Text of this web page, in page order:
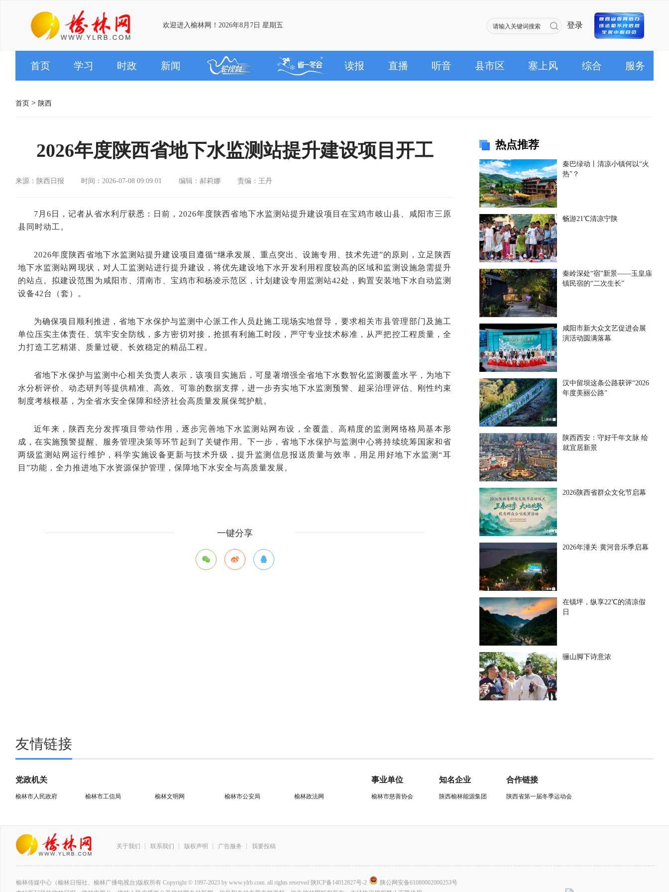
欢迎进入榆林网！2026年8月7日 星期五 登录
首页 学习 时政 新闻 读报 直播 听音 县市区 塞上风 综合 服务
首页 > 陕西
2026年度陕西省地下水监测站提升建设项目开工
来源：陕西日报 时间：2026-07-08 09:09:01 编辑：郝莉娜 责编：王丹
7月6日，记者从省水利厅获悉：日前，2026年度陕西省地下水监测站提升建设项目在宝鸡市岐山县、咸阳市三原
县同时动工。
2026年度陕西省地下水监测站提升建设项目遵循“继承发展、重点突出、设施专用、技术先进”的原则，立足陕西
地下水监测站网现状，对人工监测站进行提升建设，将优先建设地下水开发利用程度较高的区域和监测设施急需提升
的站点。拟建设范围为咸阳市、渭南市、宝鸡市和杨凌示范区，计划建设专用监测站42处，购置安装地下水自动监测
设备42台（套）。
为确保项目顺利推进，省地下水保护与监测中心派工作人员赴施工现场实地督导，要求相关市县管理部门及施工
单位压实主体责任、筑牢安全防线，多方密切对接，抢抓有利施工时段，严守专业技术标准，从严把控工程质量，全
力打造工艺精湛、质量过硬、长效稳定的精品工程。
省地下水保护与监测中心相关负责人表示，该项目实施后，可显著增强全省地下水数智化监测覆盖水平，为地下
水分析评价、动态研判等提供精准、高效、可靠的数据支撑，进一步夯实地下水监测预警、超采治理评估、刚性约束
制度考核根基，为全省水安全保障和经济社会高质量发展保驾护航。
近年来，陕西充分发挥项目带动作用，逐步完善地下水监测站网布设，全覆盖、高精度的监测网络格局基本形
成，在实施预警提醒、服务管理决策等环节起到了关键作用。下一步，省地下水保护与监测中心将持续统筹国家和省
两级监测站网运行维护，科学实施设备更新与技术升级，提升监测信息报送质量与效率，用足用好地下水监测“耳
目”功能，全力推进地下水资源保护管理，保障地下水安全与高质量发展。
一键分享
热点推荐
秦巴绿动丨清凉小镇何以“火
热”？
畅游21℃清凉宁陕
秦岭深处“宿”新景——玉皇庙
镇民宿的“二次生长”
咸阳市新大众文艺促进会展
演活动圆满落幕
汉中留坝这条公路获评“2026
年度美丽公路”
陕西西安：守好千年文脉 绘
就宜居新景
2026陕西省群众文化节启幕
2026年潼关·黄河音乐季启幕
在镇坪，纵享22℃的清凉假
日
骊山脚下诗意浓
友情链接
党政机关
榆林市人民政府 榆林市工信局 榆林文明网 榆林市公安局 榆林政法网
事业单位
榆林市慈善协会
知名企业
陕西榆林能源集团
合作链接
陕西省第一届冬季运动会
关于我们 联系我们 版权声明 广告服务 我要投稿
榆林传媒中心（榆林日报社、榆林广播电视台)版权所有 Copyright © 1997-2023 by www.ylrb.com. all rights reserved 陕ICP备14012827号-2
陕公网安备61080002000253号